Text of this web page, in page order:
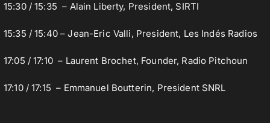
15:30 / 15:35 – Alain Liberty, President, SIRTI
15:35 / 15:40 – Jean-Eric Valli, President, Les Indés Radios
17:05 / 17:10 – Laurent Brochet, Founder, Radio Pitchoun
17:10 / 17:15 – Emmanuel Boutterin, President SNRL